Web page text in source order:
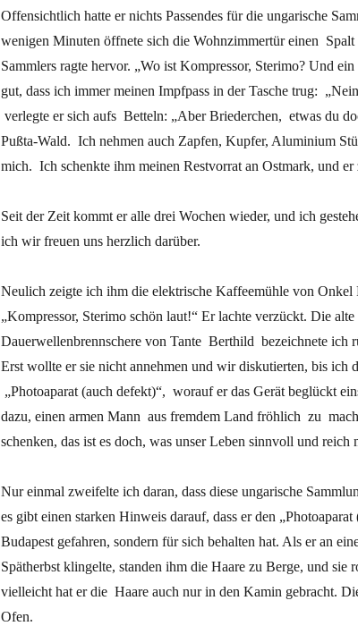
Offensichtlich hatte er nichts Passendes für die ungarische
wenigen Minuten öffnete sich die Wohnzimmertür einen
Sammlers ragte hervor. „Wo ist Kompressor, Sterimo? Und
gut, dass ich immer meinen Impfpass in der Tasche trug:
verlegte er sich aufs Betteln: „Aber Briederchen, etwas du
Pußta-Wald. Ich nehmen auch Zapfen, Kupfer, Aluminium
mich. Ich schenkte ihm meinen Restvorrat an Ostmark, und er
Seit der Zeit kommt er alle drei Wochen wieder, und ich
ich wir freuen uns herzlich darüber.
Neulich zeigte ich ihm die elektrische Kaffeemühle von Onkel
„Kompressor, Sterimo schön laut!“ Er lachte verzückt. Die alte
Dauerwellenbrennschere von Tante Berthild bezeichnete ich
Erst wollte er sie nicht annehmen und wir diskutierten, bis ich
„Photoaparat (auch defekt)“, worauf er das Gerät beglückt
dazu, einen armen Mann aus fremdem Land fröhlich zu
schenken, das ist es doch, was unser Leben sinnvoll und reich
Nur einmal zweifelte ich daran, dass diese ungarische
es gibt einen starken Hinweis darauf, dass er den
Budapest gefahren, sondern für sich behalten hat. Als er an
Spätherbst klingelte, standen ihm die Haare zu Berge, und sie
vielleicht hat er die Haare auch nur in den Kamin gebracht.
Ofen.